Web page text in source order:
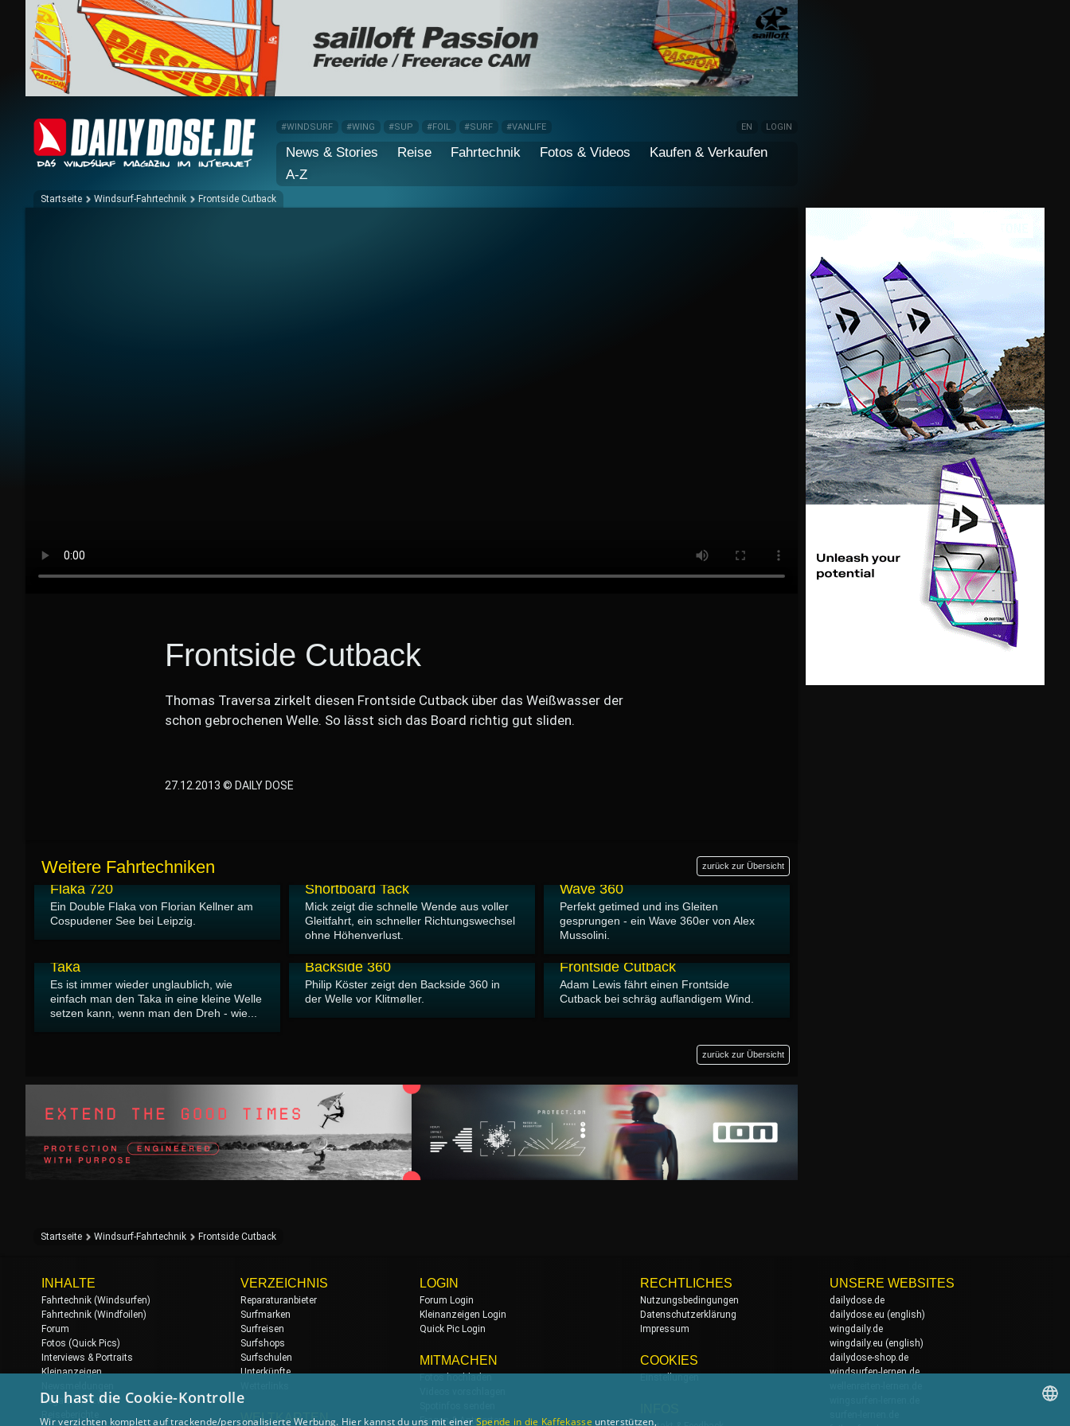
#WINDSURF #WING #SUP #FOIL #SURF #VANLIFE EN LOGIN
News & Stories Reise Fahrtechnik Fotos & Videos
Kaufen & Verkaufen
A-Z
Startseite Windsurf-Fahrtechnik Frontside Cutback
Frontside Cutback
Thomas Traversa zirkelt diesen Frontside Cutback über das Weißwasser der
schon gebrochenen Welle. So lässt sich das Board richtig gut sliden.
27.12.2013 © DAILY DOSE
Weitere Fahrtechniken zurück zur Übersicht
02.01.2014
Flaka 720
Ein Double Flaka von Florian Kellner am
Cospudener See bei Leipzig.
Shortboard Tack
Mick zeigt die schnelle Wende aus voller
Gleitfahrt, ein schneller Richtungswechsel
ohne Höhenverlust.
Wave 360
Perfekt getimed und ins Gleiten
gesprungen - ein Wave 360er von Alex
Mussolini.
Taka
Es ist immer wieder unglaublich, wie
einfach man den Taka in eine kleine Welle
setzen kann, wenn man den Dreh - wie...
Backside 360
Philip Köster zeigt den Backside 360 in
der Welle vor Klitmøller.
Frontside Cutback
Adam Lewis fährt einen Frontside
Cutback bei schräg auflandigem Wind.
zurück zur Übersicht
Startseite Windsurf-Fahrtechnik Frontside Cutback
INHALTE
Fahrtechnik (Windsurfen)
Fahrtechnik (Windfoilen)
Forum
Fotos (Quick Pics)
Interviews & Portraits
Kleinanzeigen
Regatten & Events
VERZEICHNIS
Reparaturanbieter
Surfmarken
Surfreisen
Surfshops
Surfschulen
Unterkünfte
WELTKARTEN
LOGIN
Forum Login
Kleinanzeigen Login
Quick Pic Login
MITMACHEN
Fragen & Antworten
RECHTLICHES
Nutzungsbedingungen
Datenschutzerklärung
Impressum
COOKIES
UNSERE WEBSITES
dailydose.de
dailydose.eu (english)
wingdaily.de
wingdaily.eu (english)
dailydose-shop.de
windsurfen-lernen.de
Du hast die Cookie-Kontrolle
Wir verzichten komplett auf trackende/personalisierte Werbung. Hier kannst du uns mit einer Spende in die Kaffekasse unterstützen,